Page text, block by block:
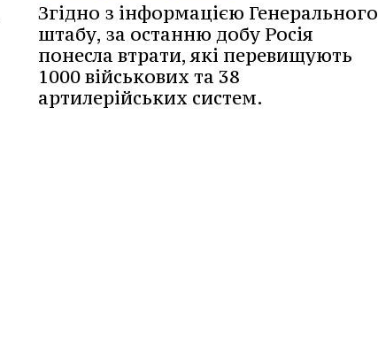
Згідно з інформацією Генерального
штабу, за останню добу Росія
понесла втрати, які перевищують
1000 військових та 38
артилерійських систем.